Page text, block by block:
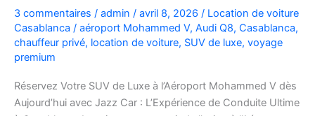
bons
plans
3 commentaires / admin / avril 8, 2026 / Location de voiture
Casablanca / aéroport Mohammed V, Audi Q8, Casablanca,
chauffeur privé, location de voiture, SUV de luxe, voyage
premium
Réservez Votre SUV de Luxe à l’Aéroport Mohammed V dès
Aujourd’hui avec Jazz Car : L’Expérience de Conduite Ultime